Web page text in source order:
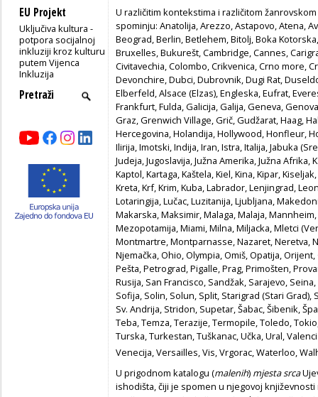
EU Projekt
Uključiva kultura -
potpora socijalnoj
inkluziji kroz kulturu
putem Vijenca
Inkluzija
U različitim kontekstima i različitom
spominju: Anatolija, Arezzo, Astapovo, Atena,
Beograd, Berlin, Betlehem, Bitolj, Boka
Bruxelles, Bukurešt, Cambridge, Cannes,
Civitavechia, Colombo, Crikvenica, Crno more,
Devonchire, Dubci, Dubrovnik, Dugi Rat,
Elberfeld, Alsace (Elzas), Engleska, Eufrat,
Frankfurt, Fulda, Galicija, Galija, Geneva,
Graz, Grenwich Village, Grič, Gudžarat, Haag,
Hercegovina, Holandija, Hollywood, Honfleur,
Ilirija, Imotski, Indija, Iran, Istra, Italija, Jabuka
Judeja, Jugoslavija, Južna Amerika, Južna Afrika,
Kaptol, Kartaga, Kaštela, Kiel, Kina, Kipar,
Kreta, Krf, Krim, Kuba, Labrador, Lenjingrad,
Lotaringija, Lučac, Luzitanija, Ljubljana,
Makarska, Maksimir, Malaga, Malaja,
Mezopotamija, Miami, Milna, Miljacka, Mletci
Montmartre, Montparnasse, Nazaret, Neretva,
Njemačka, Ohio, Olympia, Omiš, Opatija,
Pešta, Petrograd, Pigalle, Prag, Primošten,
Rusija, San Francisco, Sandžak, Sarajevo,
Sofija, Solin, Solun, Split, Starigrad (Stari
Sv. Andrija, Stridon, Supetar, Šabac, Šibenik,
Teba, Temza, Terazije, Termopile, Toledo,
Turska, Turkestan, Tuškanac, Učka, Ural,
Venecija, Versailles, Vis, Vrgorac, Waterloo,
U prigodnom katalogu (malenih) mjesta srca
ishodišta, čiji je spomen u njegovoj